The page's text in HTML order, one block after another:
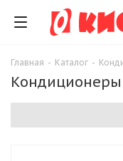
Главная - Каталог -